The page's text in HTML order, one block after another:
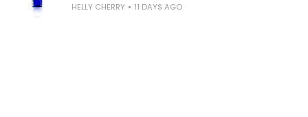
HELLY CHERRY 11 DAYS AGO